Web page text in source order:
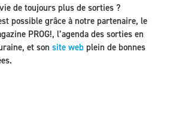
de toujours plus de sorties ?
possible grâce à notre partenaire, le
PROG!, l’agenda des sorties en
et son site web plein de bonnes